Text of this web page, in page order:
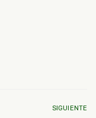
SIGUIENTE